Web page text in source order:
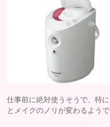
仕事前に絶対使うそうで、特
とメイクのノリが変わるようで